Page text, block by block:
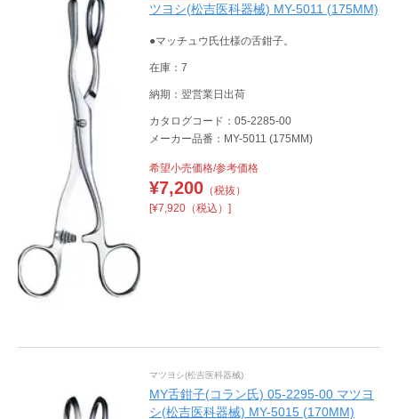
ツヨシ(松吉医科器械) MY-5011 (175MM)
●マッチュウ氏仕様の舌鉗子。
在庫：7
納期：翌営業日出荷
カタログコード：05-2285-00
メーカー品番：MY-5011 (175MM)
希望小売価格/参考価格
¥7,200（税抜）
[¥7,920（税込）]
マツヨシ(松吉医科器械)
MY舌鉗子(コラン氏) 05-2295-00 マツヨ
シ(松吉医科器械) MY-5015 (170MM)